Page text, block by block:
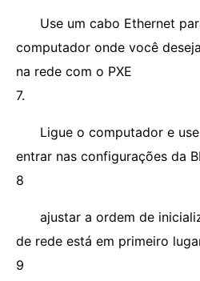
Use um cabo Ethernet
computador onde você
na rede com o PXE
7.
Ligue o computador e
entrar nas configurações da
8
ajustar a ordem de
de rede está em primeiro
9